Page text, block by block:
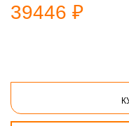
39446 ₽